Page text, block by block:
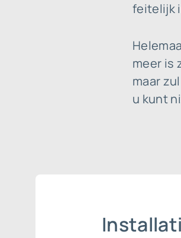
feitelijk
meer is
maar
u kunt